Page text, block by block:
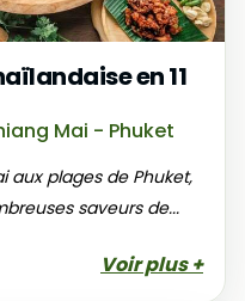
en 11
Mai - Phuket
aux plages de Phuket,
saveurs de...
Voir plus +